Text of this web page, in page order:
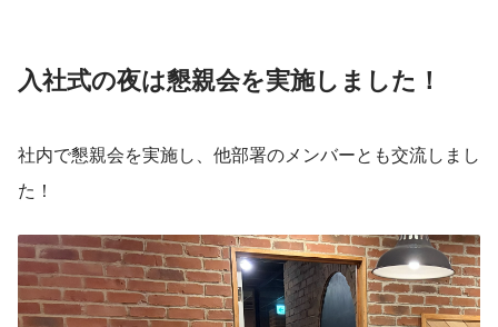
入社式の夜は懇親会を実施しました！
社内で懇親会を実施し、他部署のメンバーとも交流しまし
た！